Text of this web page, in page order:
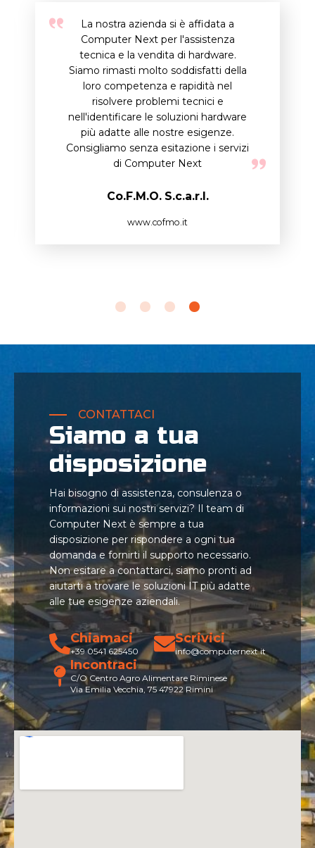
La nostra azienda si è affidata a
Computer Next per l'assistenza
tecnica e la vendita di hardware.
Siamo rimasti molto soddisfatti della
loro competenza e rapidità nel
risolvere problemi tecnici e
nell'identificare le soluzioni hardware
più adatte alle nostre esigenze.
Consigliamo senza esitazione i servizi
di Computer Next
Co.F.M.O. S.c.a.r.l.
www.cofmo.it
CONTATTACI
Siamo a tua
disposizione
Hai bisogno di assistenza, consulenza o
informazioni sui nostri servizi? Il team di
Computer Next è sempre a tua
disposizione per rispondere a ogni tua
domanda e fornirti il supporto necessario.
Non esitare a contattarci, siamo pronti ad
aiutarti a trovare le soluzioni IT più adatte
alle tue esigenze aziendali.
Chiamaci
+39 0541 625450
Scrivici
info@computernext.it
Incontraci
C/O Centro Agro Alimentare Riminese
Via Emilia Vecchia, 75 47922 Rimini